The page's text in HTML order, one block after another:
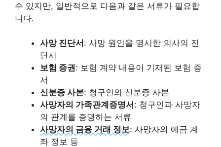
수 있지만, 일반적으로 다음과 같은 서류가 필요합
니다.
사망 진단서 : 사망 원인을 명시한 의사의 진
단서
보험 증권: 보험 계약 내용이 기재된 보험 증
서
신분증 사본: 청구인의 신분증 사본
사망자의 가족관계증명서 : 청구인과 사망자
의 관계를 증명하는 서류
사망자의 금융 거래 정보: 사망자의 예금 계
좌 정보 등